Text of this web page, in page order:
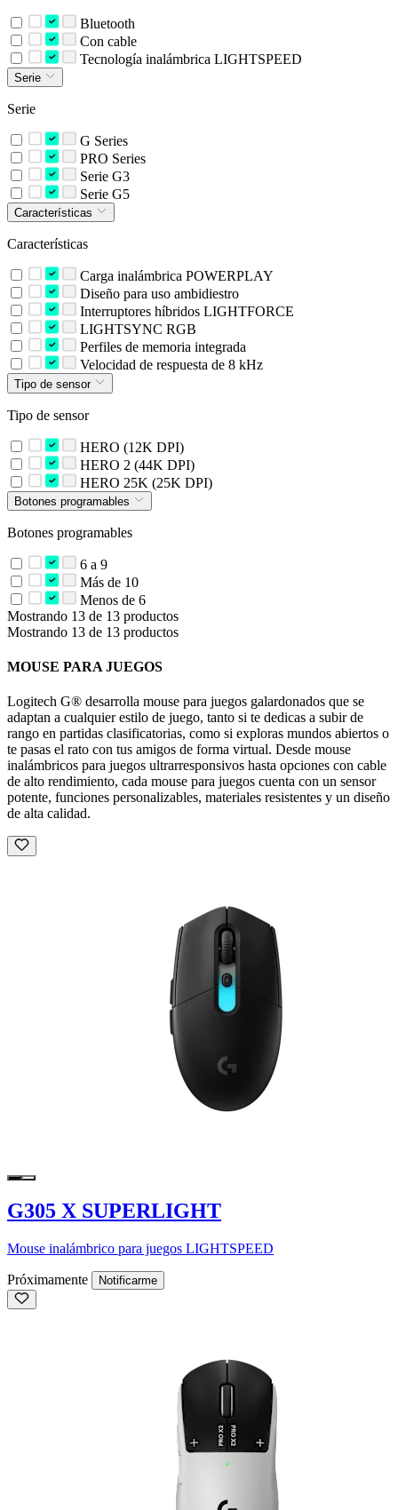
Bluetooth
Con cable
Tecnología inalámbrica LIGHTSPEED
Serie
Serie
G Series
PRO Series
Serie G3
Serie G5
Características
Características
Carga inalámbrica POWERPLAY
Diseño para uso ambidiestro
Interruptores híbridos LIGHTFORCE
LIGHTSYNC RGB
Perfiles de memoria integrada
Velocidad de respuesta de 8 kHz
Tipo de sensor
Tipo de sensor
HERO (12K DPI)
HERO 2 (44K DPI)
HERO 25K (25K DPI)
Botones programables
Botones programables
6 a 9
Más de 10
Menos de 6
Mostrando 13 de 13 productos
Mostrando 13 de 13 productos
MOUSE PARA JUEGOS
Logitech G® desarrolla mouse para juegos galardonados que se
adaptan a cualquier estilo de juego, tanto si te dedicas a subir de
rango en partidas clasificatorias, como si exploras mundos abiertos o
te pasas el rato con tus amigos de forma virtual. Desde mouse
inalámbricos para juegos ultrarresponsivos hasta opciones con cable
de alto rendimiento, cada mouse para juegos cuenta con un sensor
potente, funciones personalizables, materiales resistentes y un diseño
de alta calidad.
G305 X SUPERLIGHT
Mouse inalámbrico para juegos LIGHTSPEED
Próximamente Notificarme